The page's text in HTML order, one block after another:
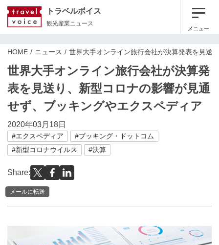
トラベルボイス
観光産業ニュース
メニュー
HOME ニュース 世界大手オンライン旅行会社が決算発表を見送
世界大手オンライン旅行会社が決算発
表を見送り、新型コロナの影響が見通
せず、ブッキングやエクスペディア
2020年03月18日
#エクスペディア
#ブッキング・ドットコム
#新型コロナウイルス
#決算
Share:
メールに転送